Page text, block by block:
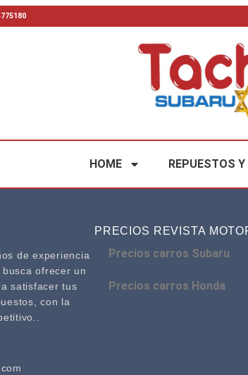
HOME REPUESTOS
de experiencia
ofrecer un
satisfacer tus
con la
PRECIOS REVISTA
Precios carros Subaru
Precios carros Honda